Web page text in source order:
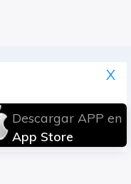
Descargar APP en
App Store
X